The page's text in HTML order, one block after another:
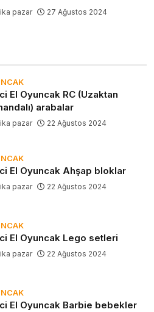
pazar 27 Ağustos 2024
El Oyuncak RC (Uzaktan
arabalar
pazar 22 Ağustos 2024
El Oyuncak Ahşap bloklar
pazar 22 Ağustos 2024
El Oyuncak Lego setleri
pazar 22 Ağustos 2024
El Oyuncak Barbie bebekler